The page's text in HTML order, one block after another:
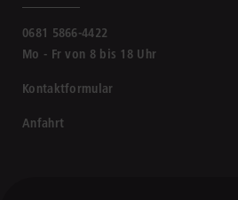
0681 5866-4422
Mo - Fr von 8 bis 18 Uhr
Kontaktformular
Anfahrt